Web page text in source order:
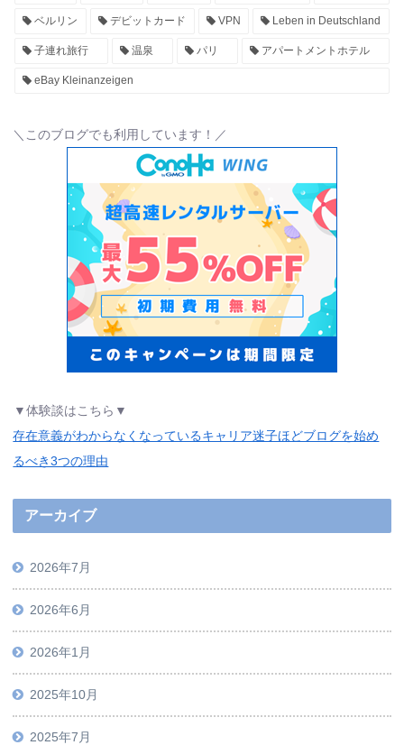
ベルリン デビットカード VPN Leben in Deutschland
子連れ旅行 温泉 パリ アパートメントホテル
eBay Kleinanzeigen
＼このブログでも利用しています！／
▼体験談はこちら▼
存在意義がわからなくなっているキャリア迷子ほどブログを始め
るべき3つの理由
アーカイブ
2026年7月
2026年6月
2026年1月
2025年10月
2025年7月